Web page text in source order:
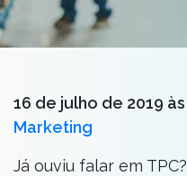
16 de julho de 2019 às
Marketing
Já ouviu falar em